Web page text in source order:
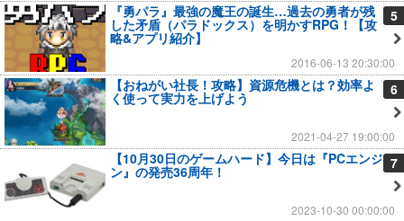
5
『勇パラ』最強の魔王の誕生…過去の勇者が残
した矛盾（パラドックス）を明かすRPG！【攻
略&アプリ紹介】
2016-06-13 20:30:00
6
【おねがい社長！攻略】資源危機とは？効率よ
く使って実力を上げよう
2021-04-27 19:00:00
7
【10月30日のゲームハード】今日は『PCエンジ
ン』の発売36周年！
2023-10-30 00:00:00